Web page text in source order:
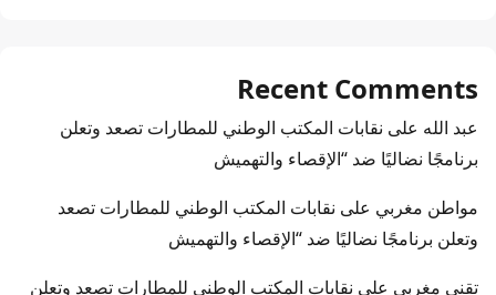
Recent Comments
عبد الله على نقابات المكتب الوطني للمطارات تصعد وتعلن
برنامجًا نضاليًا ضد “الإقصاء والتهميش
مواطن مغربي على نقابات المكتب الوطني للمطارات تصعد
وتعلن برنامجًا نضاليًا ضد “الإقصاء والتهميش
تقني مغربي على نقابات المكتب الوطني للمطارات تصعد وتعلن